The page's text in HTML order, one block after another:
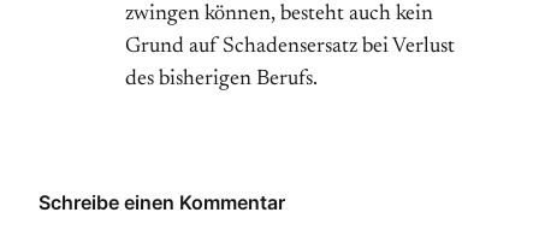
zwingen können, besteht auch kein
Grund auf Schadensersatz bei Verlust
des bisherigen Berufs.
Schreibe einen Kommentar